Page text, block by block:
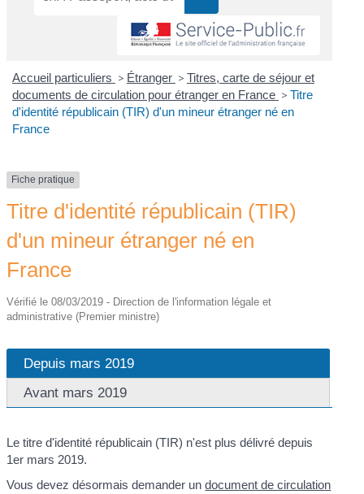
Accueil particuliers > Étranger > Titres, carte de séjour et
documents de circulation pour étranger en France > Titre
d'identité républicain (TIR) d'un mineur étranger né en
France
Fiche pratique
Titre d'identité républicain (TIR)
d'un mineur étranger né en
France
Vérifié le 08/03/2019 - Direction de l'information légale et
administrative (Premier ministre)
Depuis mars 2019
Avant mars 2019
Le titre d'identité républicain (TIR) n'est plus délivré depuis
1er mars 2019.
Vous devez désormais demander undocument de circulation